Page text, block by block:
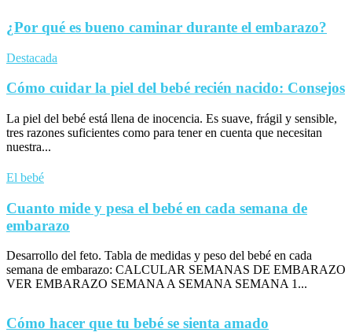
¿Por qué es bueno caminar durante el embarazo?
Destacada
Cómo cuidar la piel del bebé recién nacido: Consejos
La piel del bebé está llena de inocencia. Es suave, frágil y sensible,
tres razones suficientes como para tener en cuenta que necesitan
nuestra...
El bebé
Cuanto mide y pesa el bebé en cada semana de
embarazo
Desarrollo del feto. Tabla de medidas y peso del bebé en cada
semana de embarazo: CALCULAR SEMANAS DE EMBARAZO
VER EMBARAZO SEMANA A SEMANA SEMANA 1...
Cómo hacer que tu bebé se sienta amado